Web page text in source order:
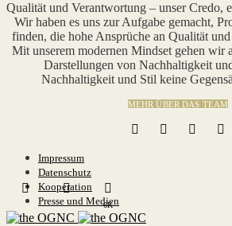
Qualität und Verantwortung – unser Credo,
Wir haben es uns zur Aufgabe gemacht,
finden, die hohe Ansprüche an Qualität
Mit unserem modernen Mindset gehen wir
Darstellungen von Nachhaltigkeit
Nachhaltigkeit und Stil keine
MEHR ÜBER DAS TEAM
Impressum
Datenschutz
Kooperation
Presse und Medien
6K